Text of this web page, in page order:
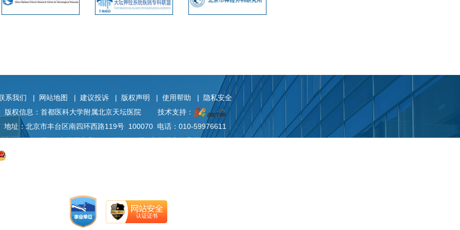
系我们 | 网站地图 | 建议投诉 | 版权声明 | 使用帮助 |
隐私安全
版权信息：首都医科大学附属北京天坛医院 技术支持：
地址：北京市丰台区南四环西路119号 100070 电话：010-59976611
05033471号-1京卫网审字[2013]第0026号 文保网安备案号：1101010011